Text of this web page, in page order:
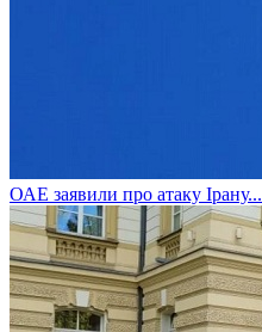
​ОАЕ заявили про атаку Ірану...